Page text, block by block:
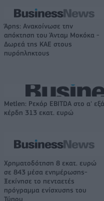
Άρης: Ανακοίνωσε την
απόκτηση του Άνταμ Μοκόκα -
Δωρεά της ΚΑΕ στους
πυρόπληκτους
Metlen: Ρεκόρ EBITDA στο α'
κέρδη 313 εκατ. ευρώ
Χρηματοδότηση 8 εκατ. ευρώ
σε 843 μέσα ενημέρωσης-
Ξεκίνησε το πενταετές
πρόγραμμα ενίσχυσης του
Τύπου